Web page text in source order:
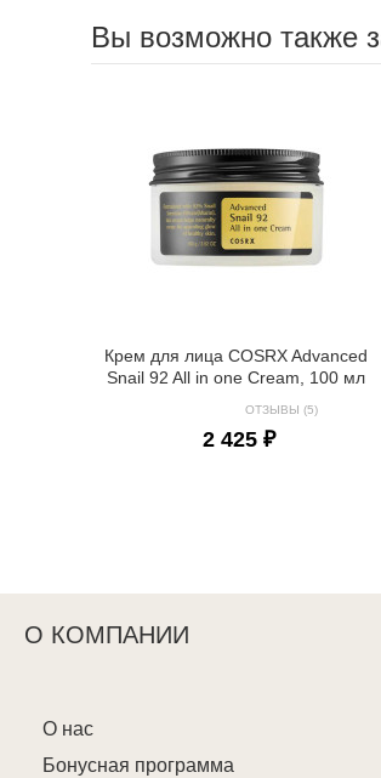
Вы возможно также
Крем для лица COSRX Advanced
Snail 92 All in one Cream, 100 мл
ОТЗЫВЫ (5)
2 425 ₽
О КОМПАНИИ
О нас
Бонусная программа